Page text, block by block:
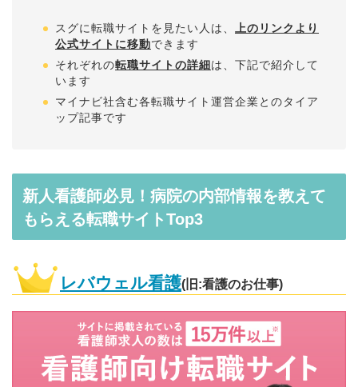
スグに転職サイトを見たい人は、
上のリンクより
公式サイトに移動できます
それぞれの転職サイトの詳細は、下記で紹介して
います
マイナビ社含む各転職サイト運営企業とのタイア
ップ記事です
新人看護師必見！病院の内部情報を教えて
もらえる転職サイトTop3
レバウェル看護(旧:看護のお仕事)